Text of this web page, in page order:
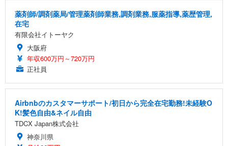
薬剤師/調剤薬局/管理薬剤師業務,調剤業務,服薬指導,薬歴管理,
在宅
有限会社イトーヤク
大阪府
年収600万円～720万円
正社員
Airbnbのカスタマーサポート/初日から完全在宅勤務!未経験O
K!髪色自由&ネイル自由
TDCX Japan株式会社
神奈川県